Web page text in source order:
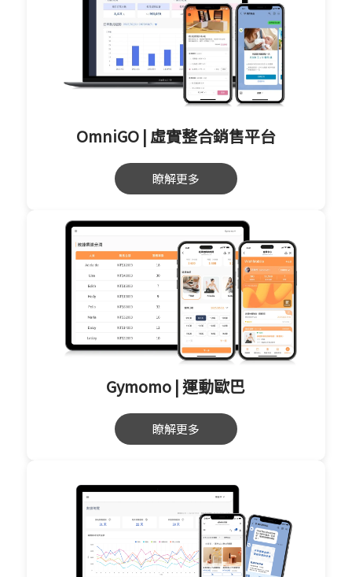
OmniGO | 虛實整合銷售平台
瞭解更多
Gymomo | 運動歐巴
瞭解更多